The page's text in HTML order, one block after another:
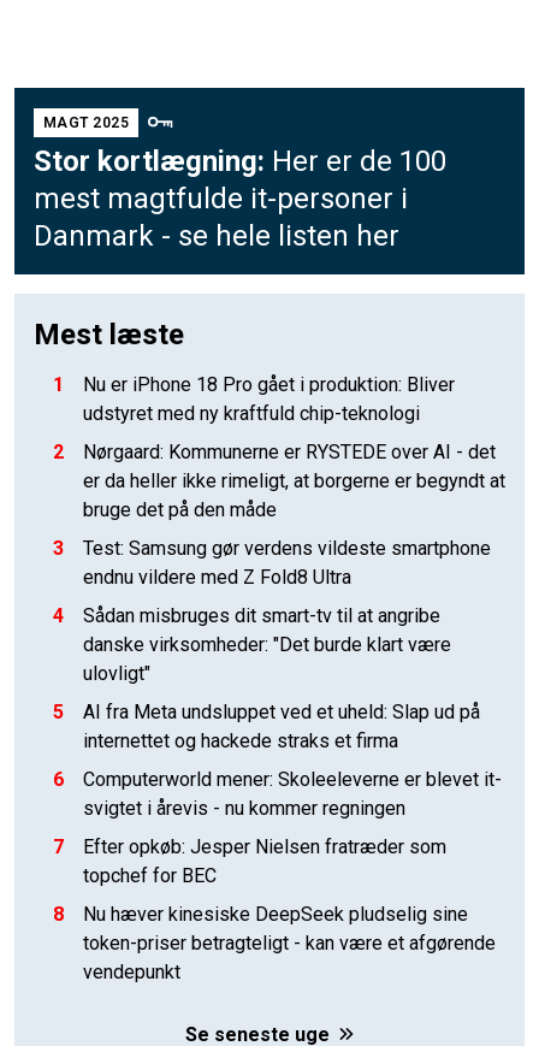
MAGT 2025
Stor kortlægning: Her er de 100
mest magtfulde it-personer i
Danmark - se hele listen her
Mest læste
1
Nu er iPhone 18 Pro gået i produktion: Bliver
udstyret med ny kraftfuld chip-teknologi
2
Nørgaard: Kommunerne er RYSTEDE over AI - det
er da heller ikke rimeligt, at borgerne er begyndt at
bruge det på den måde
3
Test: Samsung gør verdens vildeste smartphone
endnu vildere med Z Fold8 Ultra
4
Sådan misbruges dit smart-tv til at angribe
danske virksomheder: "Det burde klart være
ulovligt"
5
AI fra Meta undsluppet ved et uheld: Slap ud på
internettet og hackede straks et firma
6
Computerworld mener: Skoleeleverne er blevet it-
svigtet i årevis - nu kommer regningen
7
Efter opkøb: Jesper Nielsen fratræder som
topchef for BEC
8
Nu hæver kinesiske DeepSeek pludselig sine
token-priser betragteligt - kan være et afgørende
vendepunkt
Se seneste uge